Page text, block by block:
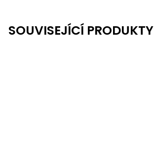
SOUVISEJÍCÍ PRODUKTY